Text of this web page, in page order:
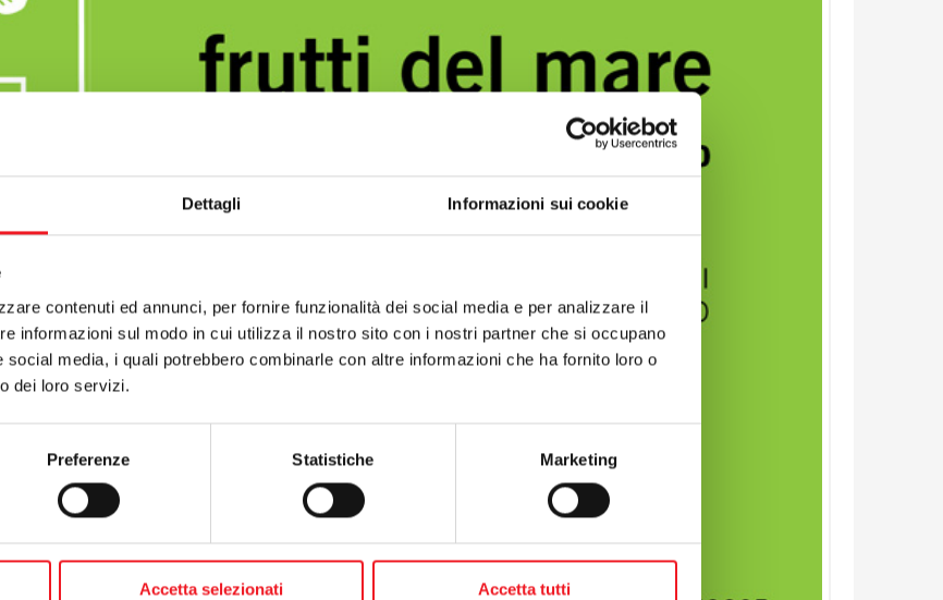
Dettagli Informazioni sui cookie
contenuti ed annunci, per fornire funzionalità dei social media e per analizzare il
informazioni sul modo in cui utilizza il nostro sito con i nostri partner che si occupano
social media, i quali potrebbero combinarle con altre informazioni che ha fornito loro o
dei loro servizi.
Preferenze Statistiche Marketing
Accetta selezionati Accetta tutti